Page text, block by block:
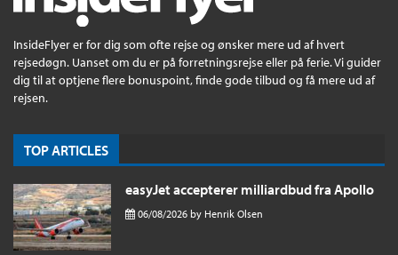
InsideFlyer er for dig som ofte rejse og ønsker mere ud af hvert
rejsedøgn. Uanset om du er på forretningsrejse eller på ferie. Vi guider
dig til at optjene flere bonuspoint, finde gode tilbud og få mere ud af
rejsen.
TOP ARTICLES
easyJet accepterer milliardbud fra Apollo
06/08/2026 by Henrik Olsen